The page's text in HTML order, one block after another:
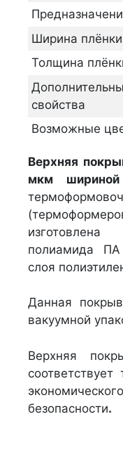
Ширина плёнки
Толщина
свойства
Возможные
Верхняя
мкм
полиамида
слоя
Данная
вакуумной
Верхняя
безопасности.